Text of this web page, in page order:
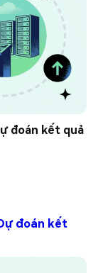
đoán kết quả
đoán kết